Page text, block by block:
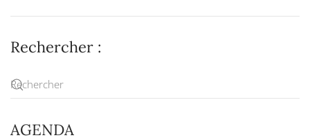
Rechercher :
AGENDA